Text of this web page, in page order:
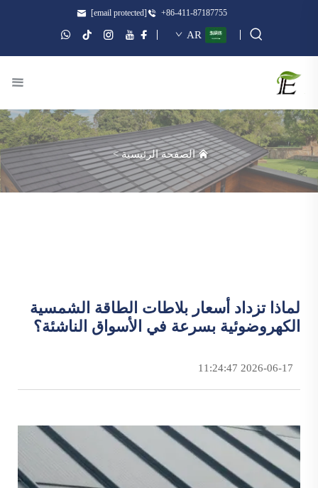
+86-411-87187755
[email protected]
AR
الصفحة الرئيسية>
لماذا تزداد أسعار بلاطات الطاقة الشمسية
الكهروضوئية بسرعة في الأسواق الناشئة؟
2026-06-17 11:24:47